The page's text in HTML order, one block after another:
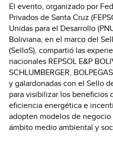
El evento, organizado por
Privados de Santa Cruz
Unidas para el Desarrollo
Boliviana, en el marco del
(SelloS), compartió las
nacionales REPSOL E&P
SCHLUMBERGER,
y galardonadas con el Sello
para visibilizar los beneficios
eficiencia energética e
adopten modelos de
ámbito medio ambiental y